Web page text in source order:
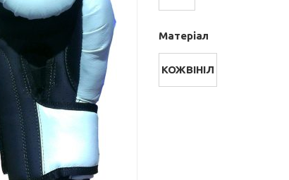
Матеріал
КОЖВІНІЛ